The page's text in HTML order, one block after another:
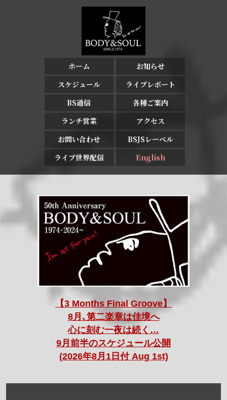
ホーム
お知らせ
スケジュール
ライブレポート
BS通信
各種ご案内
ランチ営業
アクセス
お問い合わせ
BSJSレーベル
ライブ世界配信
English
【3 Months Final Groove】
8月､第二楽章は佳境へ
心に刻む一夜は続く…
9月前半のスケジュール公開
(2026年8月1日付 Aug 1st)